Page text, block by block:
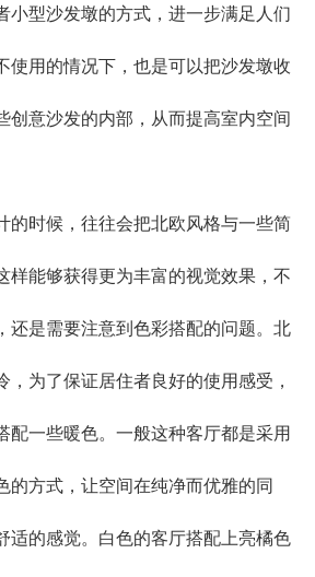
小型沙发墩的方式，进一步满足人们
使用的情况下，也是可以把沙发墩收
创意沙发的内部，从而提高室内空间
的时候，往往会把北欧风格与一些简
样能够获得更为丰富的视觉效果，不
还是需要注意到色彩搭配的问题。北
，为了保证居住者良好的使用感受，
配一些暖色。一般这种客厅都是采用
的方式，让空间在纯净而优雅的同
适的感觉。白色的客厅搭配上亮橘色